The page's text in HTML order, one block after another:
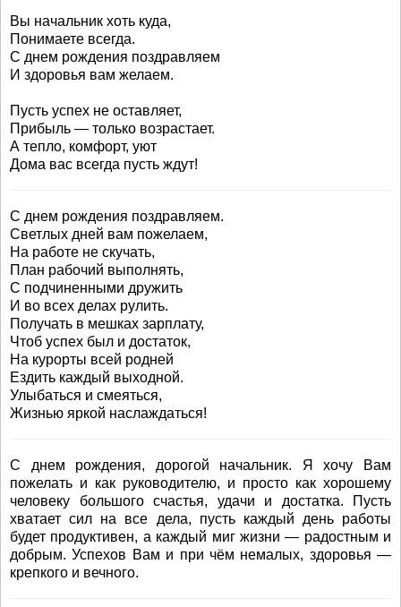
Вы начальник хоть куда,
Понимаете всегда.
С днем рождения поздравляем
И здоровья вам желаем.
Пусть успех не оставляет,
Прибыль — только возрастает.
А тепло, комфорт, уют
Дома вас всегда пусть ждут!
С днем рождения поздравляем.
Светлых дней вам пожелаем,
На работе не скучать,
План рабочий выполнять,
С подчиненными дружить
И во всех делах рулить.
Получать в мешках зарплату,
Чтоб успех был и достаток,
На курорты всей родней
Ездить каждый выходной.
Улыбаться и смеяться,
Жизнью яркой наслаждаться!
С днем рождения, дорогой начальник. Я хочу Вам
пожелать и как руководителю, и просто как хорошему
человеку большого счастья, удачи и достатка. Пусть
хватает сил на все дела, пусть каждый день работы
будет продуктивен, а каждый миг жизни — радостным и
добрым. Успехов Вам и при чём немалых, здоровья —
крепкого и вечного.